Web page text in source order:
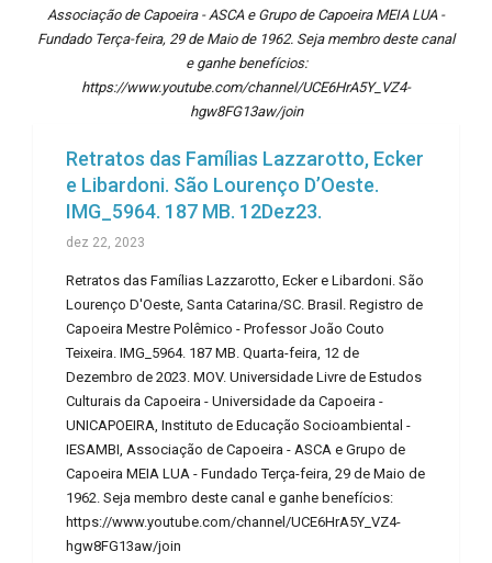
Associação de Capoeira - ASCA e Grupo de Capoeira MEIA LUA -
Fundado Terça-feira, 29 de Maio de 1962. Seja membro deste canal
e ganhe benefícios:
https://www.youtube.com/channel/UCE6HrA5Y_VZ4-
hgw8FG13aw/join
Retratos das Famílias Lazzarotto, Ecker
e Libardoni. São Lourenço D’Oeste.
IMG_5964. 187 MB. 12Dez23.
dez 22, 2023
Retratos das Famílias Lazzarotto, Ecker e Libardoni. São
Lourenço D'Oeste, Santa Catarina/SC. Brasil. Registro de
Capoeira Mestre Polêmico - Professor João Couto
Teixeira. IMG_5964. 187 MB. Quarta-feira, 12 de
Dezembro de 2023. MOV. Universidade Livre de Estudos
Culturais da Capoeira - Universidade da Capoeira -
UNICAPOEIRA, Instituto de Educação Socioambiental -
IESAMBI, Associação de Capoeira - ASCA e Grupo de
Capoeira MEIA LUA - Fundado Terça-feira, 29 de Maio de
1962. Seja membro deste canal e ganhe benefícios:
https://www.youtube.com/channel/UCE6HrA5Y_VZ4-
hgw8FG13aw/join